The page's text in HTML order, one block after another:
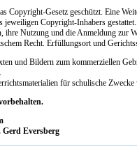
Copyright-Gesetz geschützt. Eine
jeweiligen Copyright-Inhabers gestattet.
ihre Nutzung und die Anmeldung zur
Recht. Erfüllungsort und
und Bildern zum kommerziellen
für schulische Zwecke
Gerd Eversberg